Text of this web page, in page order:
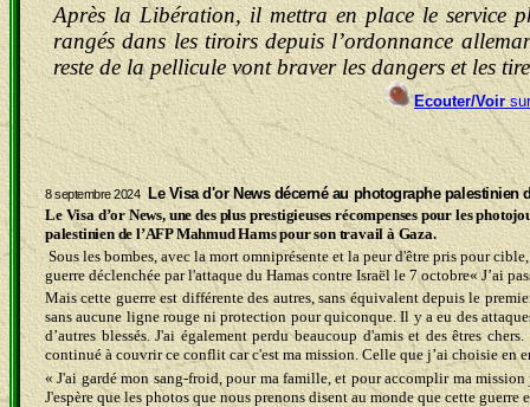
Après la Libération, il mettra en place le service
rangés dans les tiroirs depuis l’ordonnance
reste de la pellicule vont braver les dangers et les
Ecouter/Voir
8 septembre 2024 Le Visa d'or News décerné au photographe palestinien
Le Visa d’or News, une des plus prestigieuses récompenses pour les
palestinien de l’AFP Mahmud Hams pour son travail à Gaza.
Sous les bombes, avec la mort omniprésente et la peur d'être pris pour
guerre déclenchée par l'attaque du Hamas contre Israël le 7 octobre« J’ai
Mais cette guerre est différente des autres, sans équivalent depuis le
sans aucune ligne rouge ni protection pour quiconque. Il y a eu des
d’autres blessés. J'ai également perdu beaucoup d'amis et des êtres
continué à couvrir ce conflit car c'est ma mission. Celle que j’ai choisie en
« J'ai gardé mon sang-froid, pour ma famille, et pour accomplir ma
J'espère que les photos que nous prenons disent au monde que cette